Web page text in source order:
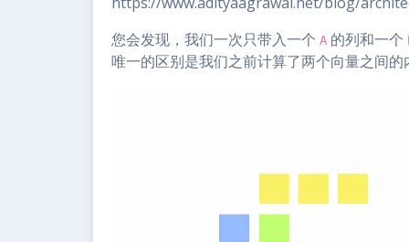
您会发现，我们一次只带入一个 A 的列和一个
唯一的区别是我们之前计算了两个向量之间